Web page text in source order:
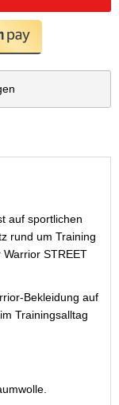
auf sportlichen
rund um Training
STREET
Bekleidung auf
Trainingsalltag